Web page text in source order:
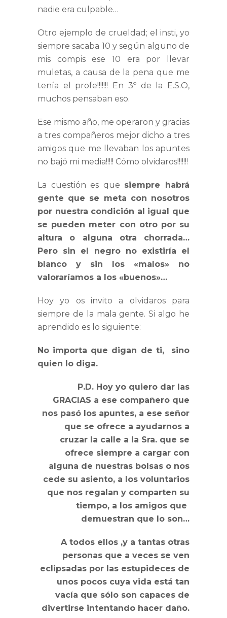
nadie era culpable…
Otro ejemplo de crueldad; el insti, yo
siempre sacaba 10 y según alguno de
mis compis ese 10 era por llevar
muletas, a causa de la pena que me
tenía el profe!!!!!!! En 3º de la E.S.O,
muchos pensaban eso.
Ese mismo año, me operaron y gracias
a tres compañeros mejor dicho a tres
amigos que me llevaban los apuntes
no bajó mi media!!!!! Cómo olvidaros!!!!!!!
La cuestión es que siempre habrá
gente que se meta con nosotros
por nuestra condición al igual que
se pueden meter con otro por su
altura o alguna otra chorrada…
Pero sin el negro no existiría el
blanco y sin los «malos» no
valoraríamos a los «buenos»…
Hoy yo os invito a olvidaros para
siempre de la mala gente. Si algo he
aprendido es lo siguiente:
No importa que digan de ti, sino
quien lo diga.
P.D. Hoy yo quiero dar las
GRACIAS a ese compañero que
nos pasó los apuntes, a ese señor
que se ofrece a ayudarnos a
cruzar la calle a la Sra. que se
ofrece siempre a cargar con
alguna de nuestras bolsas o nos
cede su asiento, a los voluntarios
que nos regalan y comparten su
tiempo, a los amigos que
demuestran que lo son…
A todos ellos ,y a tantas otras
personas que a veces se ven
eclipsadas por las estupideces de
unos pocos cuya vida está tan
vacía que sólo son capaces de
divertirse intentando hacer daño.